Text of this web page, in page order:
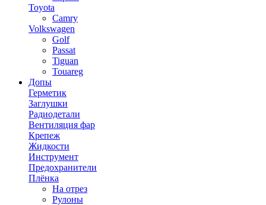
Toyota
Camry
Volkswagen
Golf
Passat
Tiguan
Touareg
Допы
Герметик
Заглушки
Радиодетали
Вентиляция фар
Крепеж
Жидкости
Инструмент
Предохранители
Плёнка
На отрез
Рулоны